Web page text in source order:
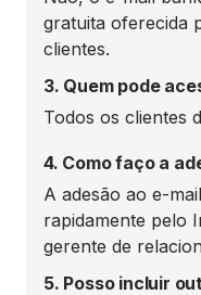
gratuita oferecida
clientes.
3. Quem pode
Todos os clientes
4. Como faço a
A adesão ao e-
rapidamente pelo
gerente de
5. Posso incluir